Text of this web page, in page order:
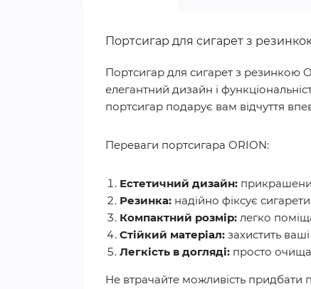
Портсигар для сигарет з
Портсигар для сигарет з резинкою
елегантний дизайн і
портсигар подарує вам відчуття
Переваги портсигара ORION:
Естетичний дизайн:
Резинка: надійно фіксує
Компактний розмір: легко
Стійкий матеріал: захистить
Легкість в догляді: просто
Не втрачайте можливість придбати